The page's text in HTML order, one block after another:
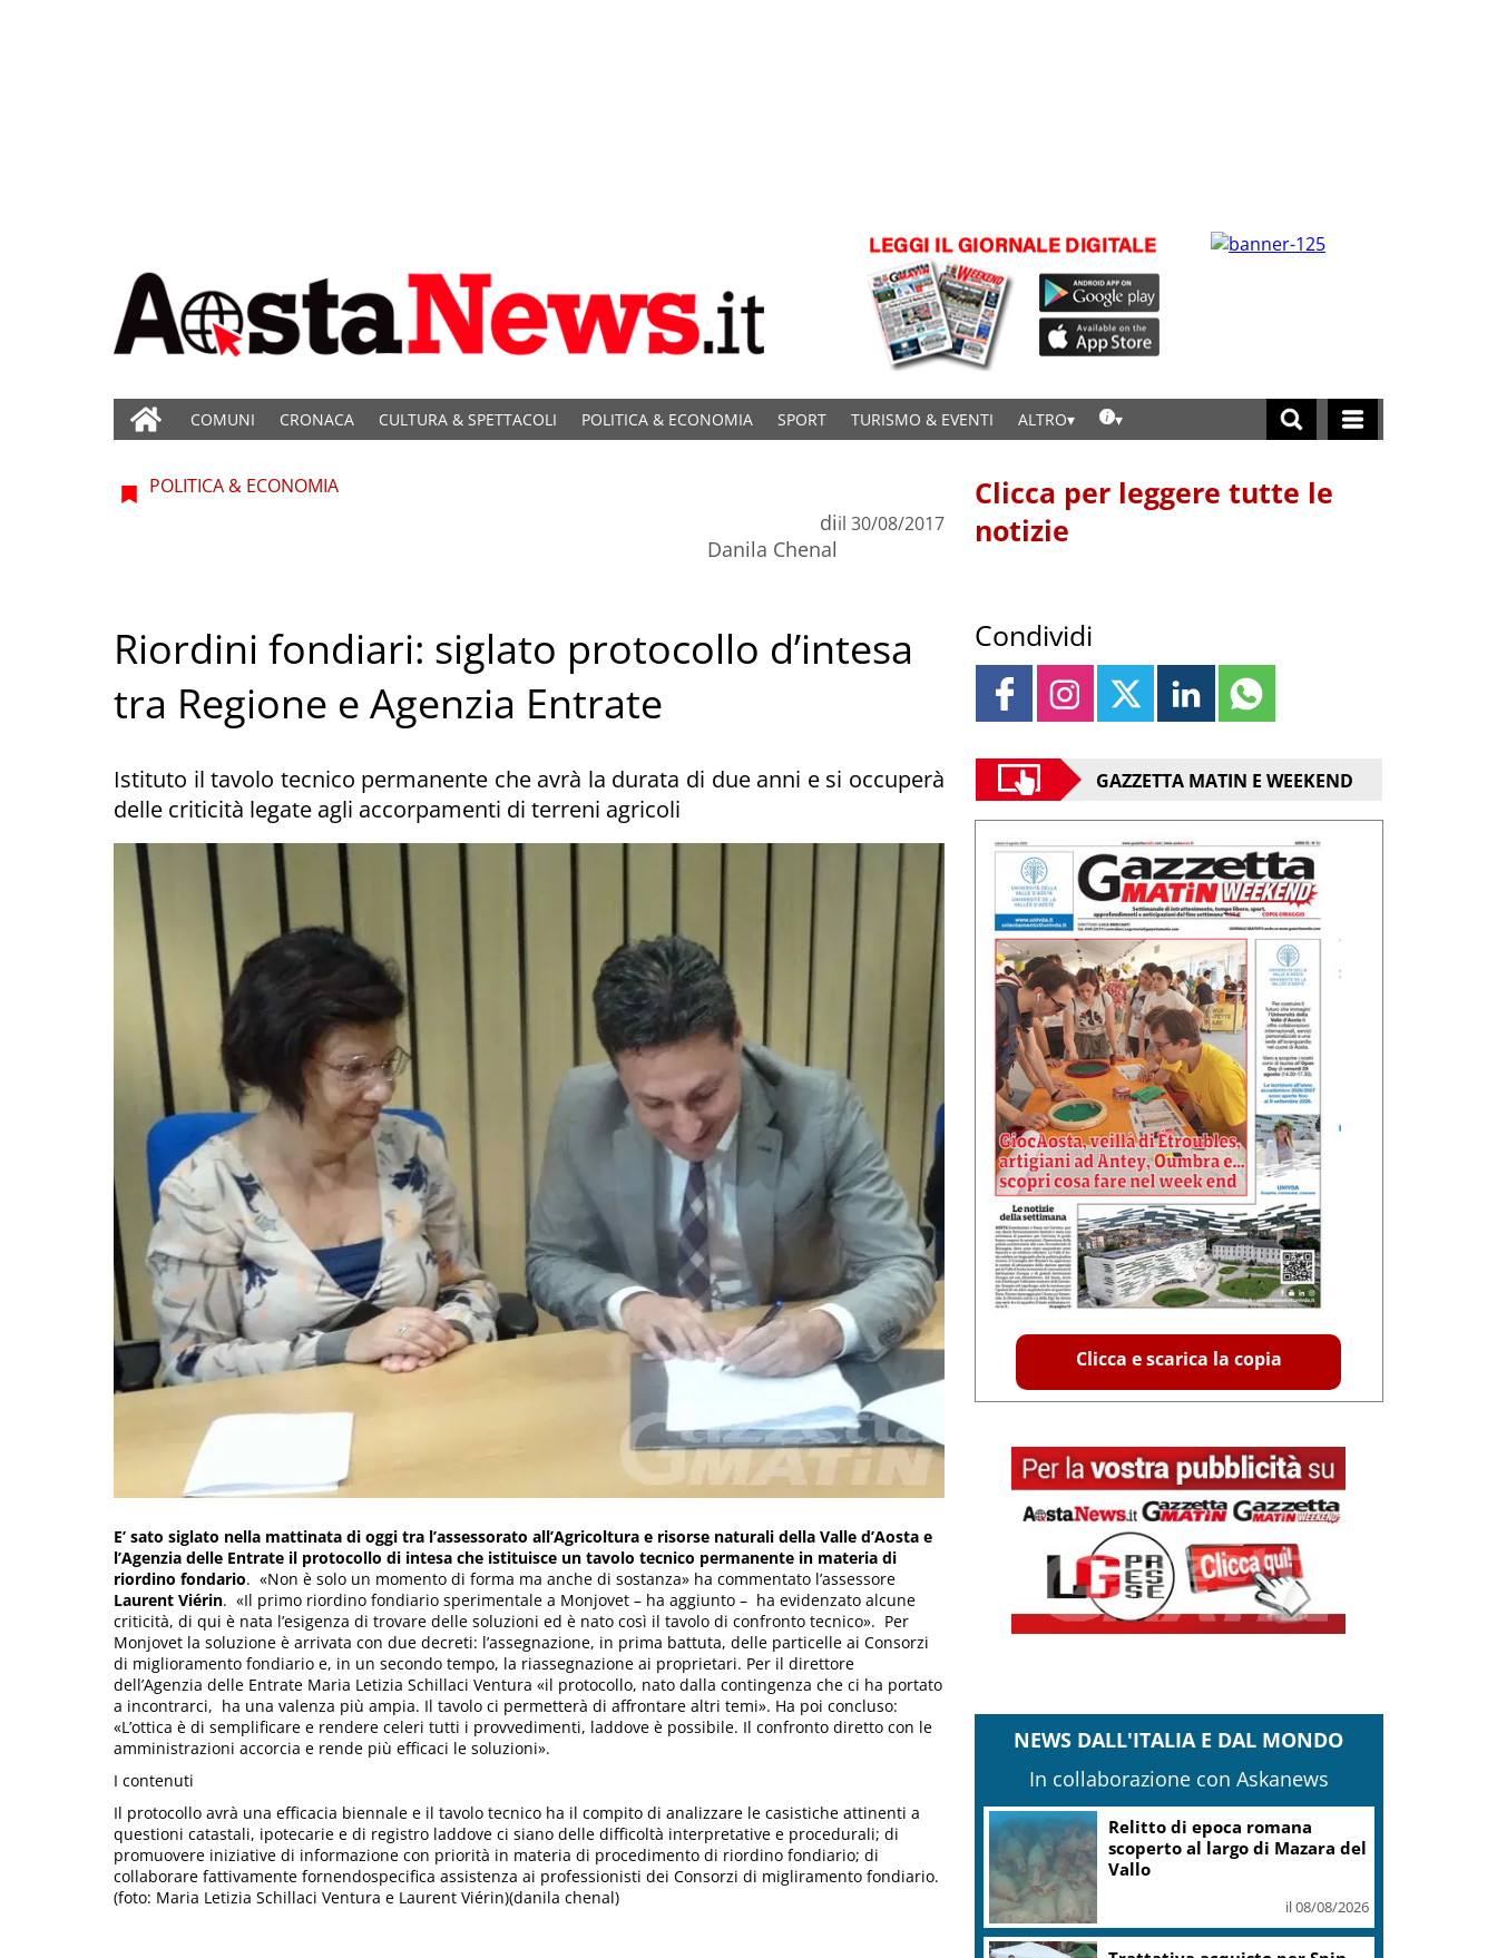
COMUNI CRONACA CULTURA & SPETTACOLI POLITICA & ECONOMIA SPORT TURISMO & EVENTI ALTRO
POLITICA & ECONOMIA
di
Danila Chenal
il 30/08/2017
Riordini fondiari: siglato protocollo d’intesa
tra Regione e Agenzia Entrate
Istituto il tavolo tecnico permanente che avrà la durata di due anni e si occuperà
delle criticità legate agli accorpamenti di terreni agricoli
E’ sato siglato nella mattinata di oggi tra l’assessorato all’Agricoltura e risorse naturali della Valle d’Aosta e
l’Agenzia delle Entrate il protocollo di intesa che istituisce un tavolo tecnico permanente in materia di
riordino fondario. «Non è solo un momento di forma ma anche di sostanza» ha commentato l’assessore
Laurent Viérin. «Il primo riordino fondiario sperimentale a Monjovet – ha aggiunto – ha evidenzato alcune
criticità, di qui è nata l’esigenza di trovare delle soluzioni ed è nato così il tavolo di confronto tecnico». Per
Monjovet la soluzione è arrivata con due decreti: l’assegnazione, in prima battuta, delle particelle ai Consorzi
di miglioramento fondiario e, in un secondo tempo, la riassegnazione ai proprietari. Per il direttore
dell’Agenzia delle Entrate Maria Letizia Schillaci Ventura «il protocollo, nato dalla contingenza che ci ha portato
a incontrarci, ha una valenza più ampia. Il tavolo ci permetterà di affrontare altri temi». Ha poi concluso:
«L’ottica è di semplificare e rendere celeri tutti i provvedimenti, laddove è possibile. Il confronto diretto con le
amministrazioni accorcia e rende più efficaci le soluzioni».
I contenuti
Il protocollo avrà una efficacia biennale e il tavolo tecnico ha il compito di analizzare le casistiche attinenti a
questioni catastali, ipotecarie e di registro laddove ci siano delle difficoltà interpretative e procedurali; di
promuovere iniziative di informazione con priorità in materia di procedimento di riordino fondiario; di
collaborare fattivamente fornendospecifica assistenza ai professionisti dei Consorzi di migliramento fondiario.
(foto: Maria Letizia Schillaci Ventura e Laurent Viérin)(danila chenal)
Clicca per leggere tutte le
notizie
Condividi
GAZZETTA MATIN E WEEKEND
Clicca e scarica la copia
NEWS DALL'ITALIA E DAL MONDO
In collaborazione con Askanews
Relitto di epoca romana
scoperto al largo di Mazara del
Vallo
il 08/08/2026